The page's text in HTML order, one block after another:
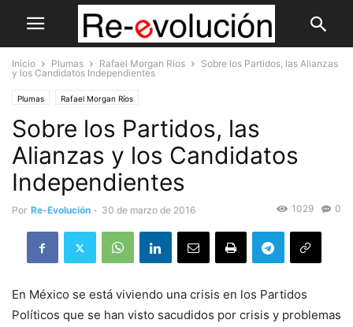
Inicio Plumas Rafael Morgan Ríos
Sobre los Partidos, las Alianzas
y los Candidatos Independientes
Plumas Rafael Morgan Ríos
Sobre los Partidos, las
Alianzas y los Candidatos
Independientes
Por Re-Evolución - 30 de marzo de 2016 0
1029
En México se está viviendo una crisis en los Partidos
Políticos que se han visto sacudidos por crisis y problemas